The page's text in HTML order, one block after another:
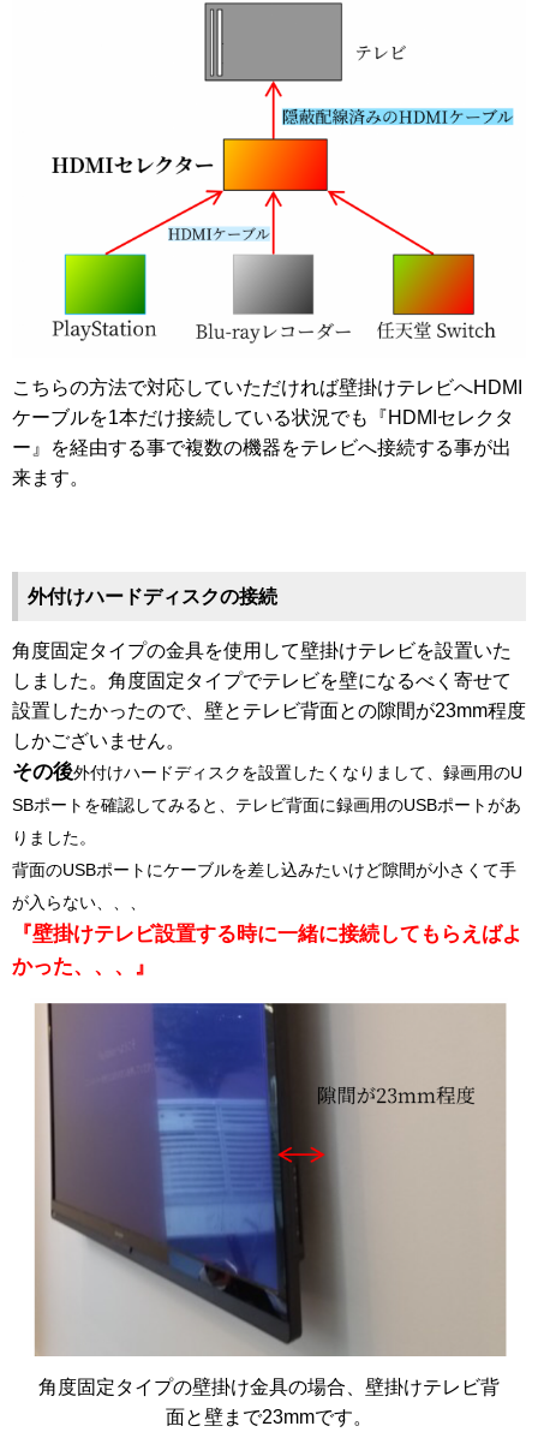
こちらの方法で対応していただければ壁掛けテレビへHDMI
ケーブルを1本だけ接続している状況でも『HDMIセレクタ
ー』を経由する事で複数の機器をテレビへ接続する事が出
来ます。
外付けハードディスクの接続
角度固定タイプの金具を使用して壁掛けテレビを設置いた
しました。角度固定タイプでテレビを壁になるべく寄せて
設置したかったので、壁とテレビ背面との隙間が23mm程度
しかございません。
その後外付けハードディスクを設置したくなりまして、録画用のU
SBポートを確認してみると、テレビ背面に録画用のUSBポートがあ
りました。
背面のUSBポートにケーブルを差し込みたいけど隙間が小さくて手
が入らない、、、
『壁掛けテレビ設置する時に一緒に接続してもらえばよ
かった、、、』
角度固定タイプの壁掛け金具の場合、壁掛けテレビ背
面と壁まで23mmです。